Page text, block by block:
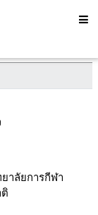
าลัยการกีฬา